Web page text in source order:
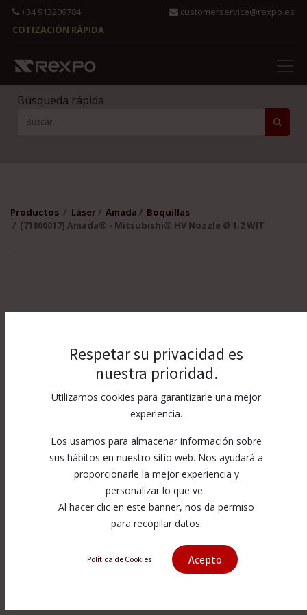
+34 913209784
customerservice@rexpo.es
COTIZACIÓN RÁPIDA
Búsqueda rápida
Productos Láser Amada
Boquillas
[71800017] Amada® - Mitsubishi® HV Nozzle Ø 1.2 WIT
[71800017] Amada® - Mitsubishi®
Respetar su privacidad es
nuestra prioridad.
Utilizamos cookies para garantizarle una mejor
experiencia.
Los usamos para almacenar información sobre
sus hábitos en nuestro sitio web. Nos ayudará a
proporcionarle la mejor experiencia y
personalizar lo que ve.
Al hacer clic en este banner, nos da permiso
para recopilar datos.
Política de Cookies Acepto